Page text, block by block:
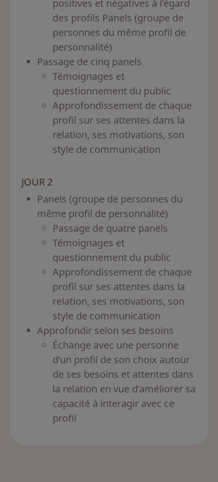
positives et négatives à l’égard
des profils Panels (groupe de
personnes du même profil de
personnalité)
Passage de cinq panels
Témoignages et
questionnement du public
Approfondissement de chaque
profil sur ses attentes dans la
relation, ses motivations, son
style de communication
JOUR 2
Panels (groupe de personnes du
même profil de personnalité)
Passage de quatre panels
Témoignages et
questionnement du public
Approfondissement de chaque
profil sur ses attentes dans la
relation, ses motivations, son
style de communication
Approfondir selon ses besoins
Échange avec une personne
d’un profil de son choix autour
de ses besoins et attentes dans
la relation en vue d’améliorer sa
capacité à interagir avec ce
profil